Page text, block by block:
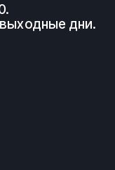
дни.